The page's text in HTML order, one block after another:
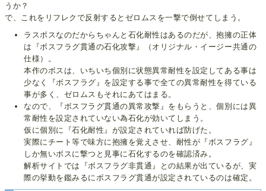
うか？
で、これをリフレクで反射するとゼロムスを一撃で倒せてしまう。
ラスボスなのだからちゃんと石化耐性はあるのだが、抱擁の正体
は『ボスフラグ貫通の石化攻撃』（オリジナル・イージー共通の
仕様）。
本作のボスは、いちいち個別に状態異常耐性を設定してある事は
少なく『ボスフラグ』を設定する事で全ての異常耐性を得ている
事が多く、ゼロムスもそれにあてはまる。
なので、『ボスフラグ貫通の異常攻撃』をもらうと、個別には異
常耐性を設定されていない為石化が効いてしまう。
仮に個別に『石化耐性』が設定されていれば防げた。
実際にチート等で味方に抱擁を覚えさせ、耐性が『ボスフラグ』
しか無いボスに撃つと見事に石化するのを確認済み。
解析サイトでは『ボスフラグ非貫通』との結果が出ているが、実
際の挙動を鑑みるにボスフラグ貫通が設定されているのは確定。